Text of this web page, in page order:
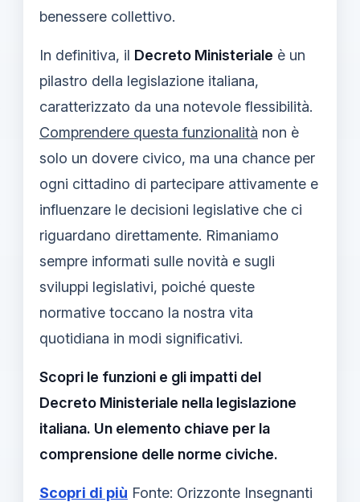
benessere collettivo.
In definitiva, il Decreto Ministeriale è un
pilastro della legislazione italiana,
caratterizzato da una notevole flessibilità.
Comprendere questa funzionalità non è
solo un dovere civico, ma una chance per
ogni cittadino di partecipare attivamente e
influenzare le decisioni legislative che ci
riguardano direttamente. Rimaniamo
sempre informati sulle novità e sugli
sviluppi legislativi, poiché queste
normative toccano la nostra vita
quotidiana in modi significativi.
Scopri le funzioni e gli impatti del
Decreto Ministeriale nella legislazione
italiana. Un elemento chiave per la
comprensione delle norme civiche.
Scopri di più Fonte: Orizzonte Insegnanti